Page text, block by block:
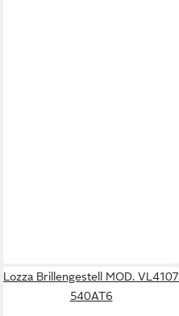
Lozza Brillengestell MOD. VL4107
540AT6